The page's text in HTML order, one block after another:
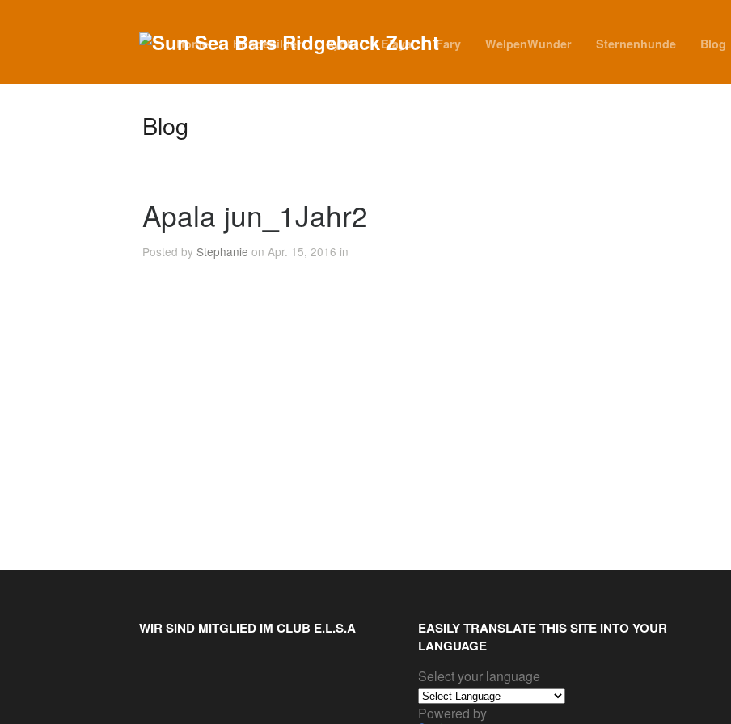
Home Hundebilder Ayoki Elaya Fary WelpenWunder Sternenhunde Blog
Blog
Apala jun_1Jahr2
Posted by Stephanie on Apr. 15, 2016 in
WIR SIND MITGLIED IM CLUB E.L.S.A
EASILY TRANSLATE THIS SITE INTO YOUR
LANGUAGE
Select your language
Powered by